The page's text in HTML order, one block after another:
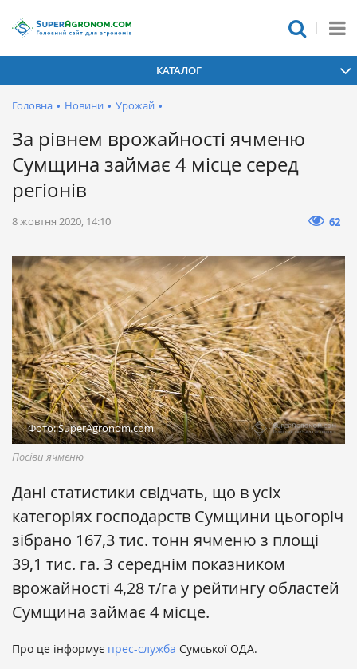
КАТАЛОГ
Головна • Новини • Урожай •
За рівнем врожайності ячменю
Сумщина займає 4 місце серед
регіонів
8 жовтня 2020, 14:10 62
Фото: SuperAgronom.com
Посіви ячменю
Дані статистики свідчать, що в усіх
категоріях господарств Сумщини цьогоріч
зібрано 167,3 тис. тонн ячменю з площі
39,1 тис. га. З середнім показником
врожайності 4,28 т/га у рейтингу областей
Сумщина займає 4 місце.
Про це інформує прес-служба Сумської ОДА.